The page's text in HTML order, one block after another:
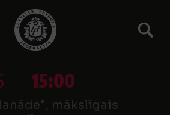
15:00
mākslīgais